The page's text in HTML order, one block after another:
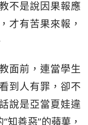
不是說因果報應
才有苦果來報，
面前，連當學生
到人有罪，卻不
說是亞當夏娃違
知善惡”的蘋菓，